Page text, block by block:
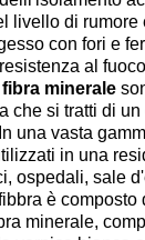
livello di rumore
con fori e
al
minerale
che si tratti di
una vasta
in una
ospedali, sale
è
minerale,